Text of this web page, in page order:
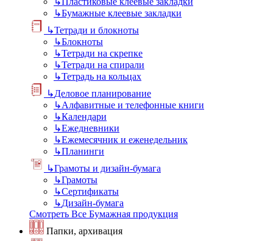
↳Бумажные клеевые закладки
↳Тетради и блокноты
↳Блокноты
↳Тетради на скрепке
↳Тетради на спирали
↳Тетрадь на кольцах
↳Деловое планирование
↳Алфавитные и телефонные книги
↳Календари
↳Ежедневники
↳Ежемесячник и еженедельник
↳Планинги
↳Грамоты и дизайн-бумага
↳Грамоты
↳Сертификаты
↳Дизайн-бумага
Смотреть Все Бумажная продукция
Папки, архивация